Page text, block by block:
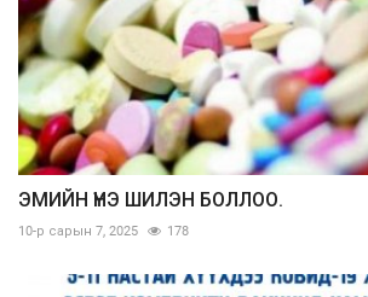
ЭМИЙН ҮНЭ ШИЛЭН БОЛЛОО.
10-р сарын 7, 2025 178